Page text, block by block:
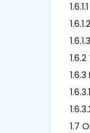
1.7